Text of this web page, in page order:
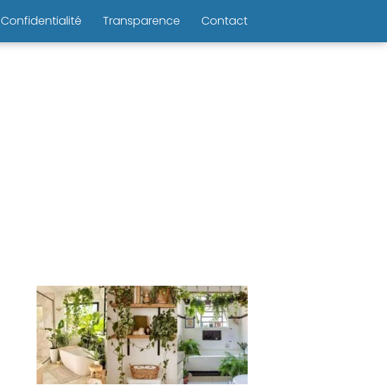
Confidentialité Transparence Contact